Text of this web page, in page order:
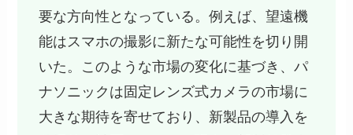
要な方向性となっている。例えば、望遠機
能はスマホの撮影に新たな可能性を切り開
いた。このような市場の変化に基づき、パ
ナソニックは固定レンズ式カメラの市場に
大きな期待を寄せており、新製品の導入を